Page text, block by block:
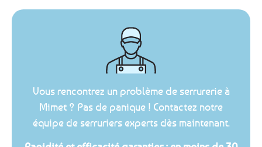
Vous rencontrez un problème de serrurerie à
Mimet ? Pas de panique ! Contactez notre
équipe de serruriers experts dès maintenant.